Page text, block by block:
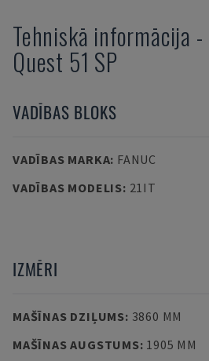
Tehniskā informācija -
Quest 51 SP
VADĪBAS BLOKS
VADĪBAS MARKA: FANUC
VADĪBAS MODELIS: 21IT
IZMĒRI
MAŠĪNAS DZIĻUMS: 3860 MM
MAŠĪNAS AUGSTUMS: 1905 MM